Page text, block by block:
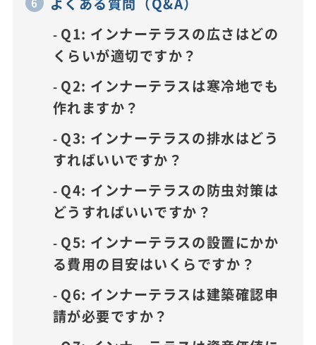
Q1: インナーテラスの広さはどの
くらいが適切ですか？
Q2: インナーテラスは寒冷地でも
作れますか？
Q3: インナーテラスの排水はどう
すればいいですか？
Q4: インナーテラスの防虫対策は
どうすればいいですか？
Q5: インナーテラスの設置にかか
る費用の目安はいくらですか？
Q6: インナーテラスは建築確認申
請が必要ですか？